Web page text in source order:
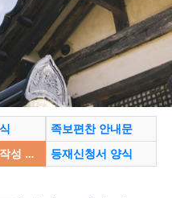
족보편찬 안내문
등재신청서 작성 견본
등재신청서 양식